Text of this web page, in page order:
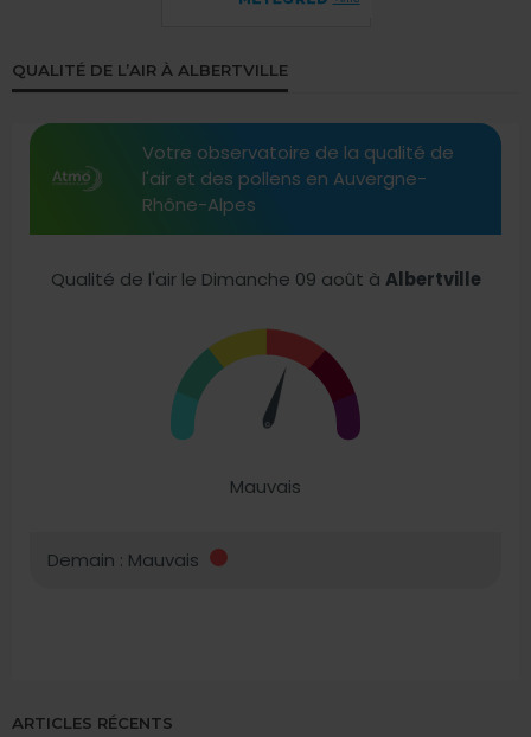
QUALITÉ DE L’AIR À ALBERTVILLE
ARTICLES RÉCENTS